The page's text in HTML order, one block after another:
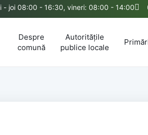
- joi 08:00 - 16:30, vineri: 08:00 - 14:00
Despre
comună
Autoritățile
publice locale